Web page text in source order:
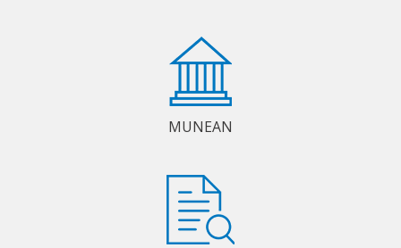
MUNEAN